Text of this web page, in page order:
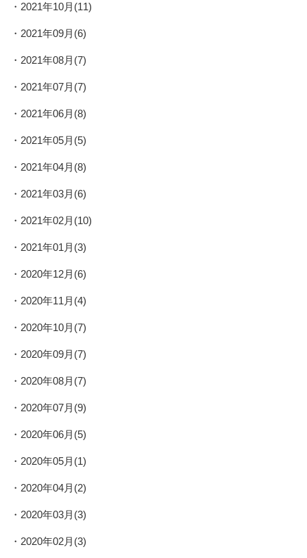
2021年10月(11)
2021年09月(6)
2021年08月(7)
2021年07月(7)
2021年06月(8)
2021年05月(5)
2021年04月(8)
2021年03月(6)
2021年02月(10)
2021年01月(3)
2020年12月(6)
2020年11月(4)
2020年10月(7)
2020年09月(7)
2020年08月(7)
2020年07月(9)
2020年06月(5)
2020年05月(1)
2020年04月(2)
2020年03月(3)
2020年02月(3)